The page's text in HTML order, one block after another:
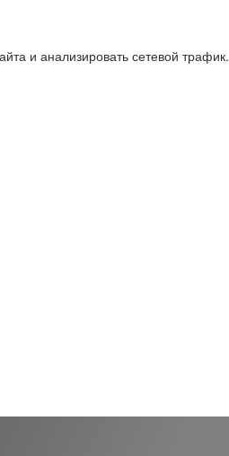
и анализировать сетевой трафик.